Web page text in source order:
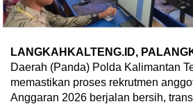
LANGKAHKALTENG.ID,
Daerah (Panda) Polda Kalimantan
memastikan proses rekrutmen
Anggaran 2026 berjalan bersih,